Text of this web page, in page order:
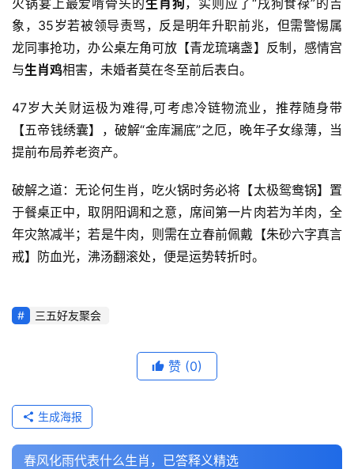
火锅宴上最爱啃骨头的生肖狗，实则应了“戌狗食禄”的吉
象，35岁若被领导责骂，反是明年升职前兆，但需警惕属
龙同事抢功，办公桌左角可放【青龙琉璃盏】反制，感情宫
与生肖鸡相害，未婚者莫在冬至前后表白。
47岁大关财运极为难得,可考虑冷链物流业，推荐随身带
【五帝钱绣囊】，破解“金库漏底”之厄，晚年子女缘薄，当
提前布局养老资产。
破解之道：无论何生肖，吃火锅时务必将【太极鸳鸯锅】置
于餐桌正中，取阴阳调和之意，席间第一片肉若为羊肉，全
年灾煞减半；若是牛肉，则需在立春前佩戴【朱砂六字真言
戒】防血光，沸汤翻滚处，便是运势转折时。
三五好友聚会
赞 (0)
生成海报
春风化雨代表什么生肖，已答释义精选